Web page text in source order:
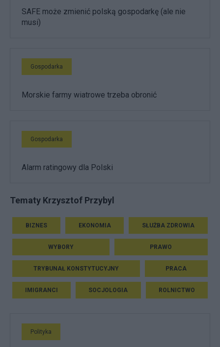
SAFE może zmienić polską gospodarkę (ale nie
musi)
Gospodarka
Morskie farmy wiatrowe trzeba obronić
Gospodarka
Alarm ratingowy dla Polski
Tematy Krzysztof Przybyl
BIZNES EKONOMIA SŁUŻBA ZDROWIA
WYBORY PRAWO
TRYBUNAŁ KONSTYTUCYJNY PRACA
IMIGRANCI SOCJOLOGIA ROLNICTWO
Polityka